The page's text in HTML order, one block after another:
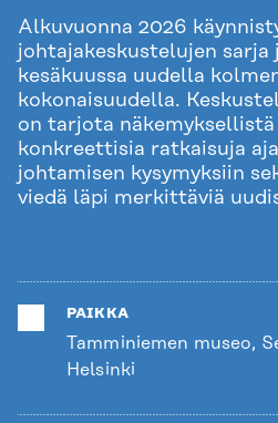
Alkuvuonna 2026
johtajakeskustelujen
kesäkuussa uudella
kokonaisuudella.
on tarjota
konkreettisia ratkaisuja
johtamisen kysymyksiin
viedä läpi merkittäviä
PAIKKA
Tamminiemen museo,
Helsinki